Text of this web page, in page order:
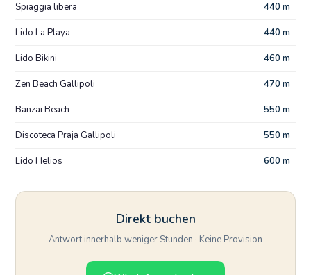
Spiaggia libera 440 m
Lido La Playa 440 m
Lido Bikini 460 m
Zen Beach Gallipoli 470 m
Banzai Beach 550 m
Discoteca Praja Gallipoli 550 m
Lido Helios 600 m
Direkt buchen
Antwort innerhalb weniger Stunden · Keine Provision